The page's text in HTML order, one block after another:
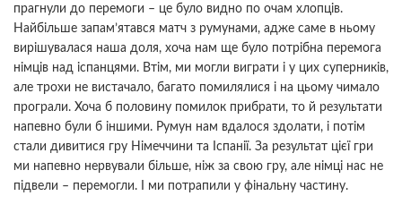
прагнули до перемоги – це було видно по очам хлопців.
Найбільше запам’ятався матч з румунами, адже саме в ньому
вирішувалася наша доля, хоча нам ще було потрібна перемога
німців над іспанцями. Втім, ми могли виграти і у цих суперників,
але трохи не вистачало, багато помилялися і на цьому чимало
програли. Хоча б половину помилок прибрати, то й результати
напевно були б іншими. Румун нам вдалося здолати, і потім
стали дивитися гру Німеччини та Іспанії. За результат цієї гри
ми напевно нервували більше, ніж за свою гру, але німці нас не
підвели – перемогли. І ми потрапили у фінальну частину.